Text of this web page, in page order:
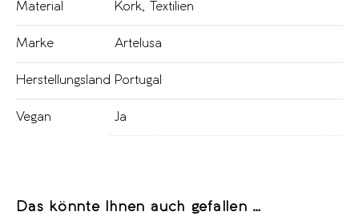
Material Kork, Textilien
Marke Artelusa
Herstellungsland Portugal
Vegan Ja
Das könnte Ihnen auch gefallen …